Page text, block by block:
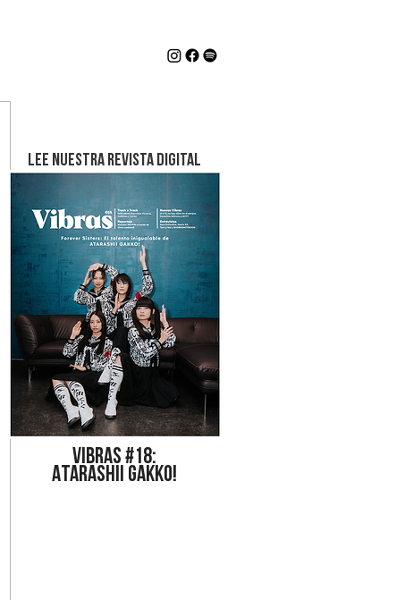
LEE NUESTRA REVISTA DIGITAL
Vibras #18:
ATARASHII GAKKO!